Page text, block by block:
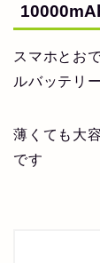
スマホとお
ルバッテリ
薄くても大
です